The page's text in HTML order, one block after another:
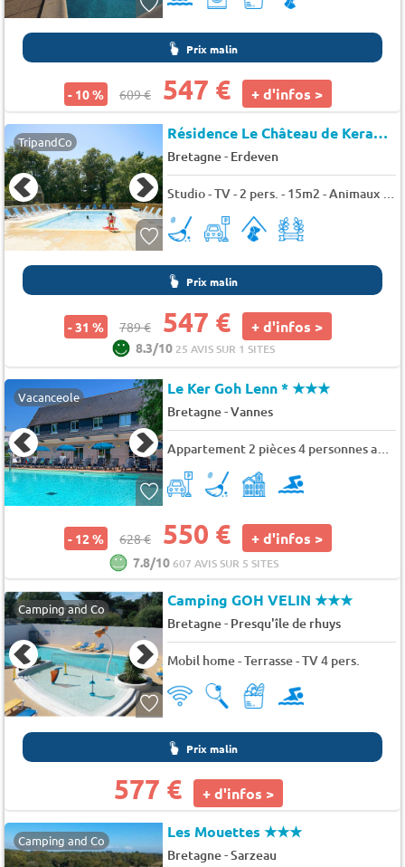
Prix malin
- 10 % 609 € 547 € + d'infos >
TripandCo Résidence Le Château de Keravéon
Bretagne- Erdeven
Studio - TV - 2 pers. - 15m2 - Animaux admis
Prix malin
- 31 % 789 € 547 € + d'infos >
8.3/10 25 AVIS SUR 1 SITES
Vacanceole Le Ker Goh Lenn *★★★
Bretagne-Vannes
Appartement 2 pièces 4 personnes avec balcon ou terrasse
- 12 % 628 € 550 € + d'infos >
7.8/10607 AVIS SUR 5 SITES
Camping and Co Camping GOH VELIN★★★
Bretagne- Presqu'île de rhuys
Mobil home - Terrasse - TV 4 pers.
Prix malin
577 € + d'infos >
Camping and Co Les Mouettes★★★
Bretagne-Sarzeau